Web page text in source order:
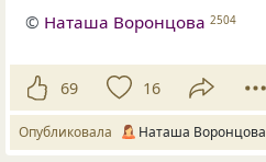
© Наташа Воронцова 2504
69 16
Опубликовала Наташа Воронцова